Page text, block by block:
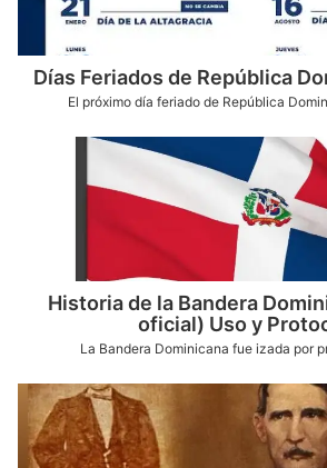
Días Feriados de República
El próximo día feriado de República
Historia de la Bandera
oficial) Uso y
La Bandera Dominicana fue izada por